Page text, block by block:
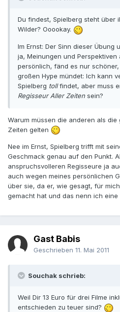
Du findest, Spielberg steht über
Wilder? Ooookay.
Im Ernst: Der Sinn dieser Übung
ja, Meinungen und
persönlich, fänd es nur
großen Hype mündet: Ich kann
Spielberg tollfindet, aber muss
Regisseur Aller Zeiten sein?
Warum müssen die anderen als
Zeiten gelten
Nee im Ernst, Spielberg trifft mit
Geschmack genau auf den Punkt.
anspruchsvolleren Regisseure ja
auch wegen meines persönlichen
über sie, da er, wie gesagt, für
gemacht hat und das nenn ich
Gast Babis
Geschrieben 11. Mai 2011
Souchak schrieb:
Weil Dir 13 Euro für drei Filme
entschieden zu teuer sind?